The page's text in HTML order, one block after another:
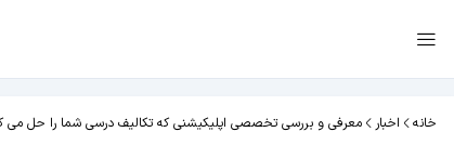
خانه اخبار معرفی و بررسی تخصصی اپلیکیشنی که تکالیف درسی شما را حل می